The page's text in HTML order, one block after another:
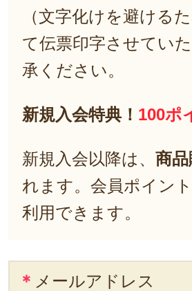
（文字化けを避ける
て伝票印字させてい
承ください。
新規入会特典！ 100ポ
新規入会以降は、 商
れます。会員ポイント
利用できます。
＊ メールアドレス